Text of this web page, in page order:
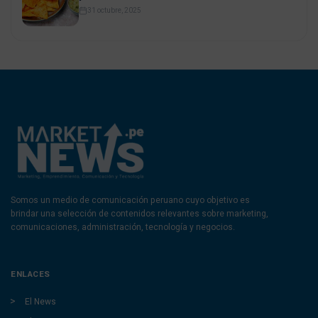
31 octubre, 2025
Somos un medio de comunicación peruano cuyo objetivo es
brindar una selección de contenidos relevantes sobre marketing,
comunicaciones, administración, tecnología y negocios.
ENLACES
El News